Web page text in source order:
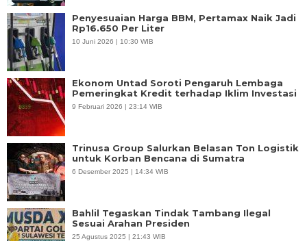
Penyesuaian Harga BBM, Pertamax Naik Jadi
Rp16.650 Per Liter
10 Juni 2026 | 10:30 WIB
Ekonom Untad Soroti Pengaruh Lembaga
Pemeringkat Kredit terhadap Iklim Investasi
9 Februari 2026 | 23:14 WIB
Trinusa Group Salurkan Belasan Ton Logistik
untuk Korban Bencana di Sumatra
6 Desember 2025 | 14:34 WIB
Bahlil Tegaskan Tindak Tambang Ilegal
Sesuai Arahan Presiden
25 Agustus 2025 | 21:43 WIB